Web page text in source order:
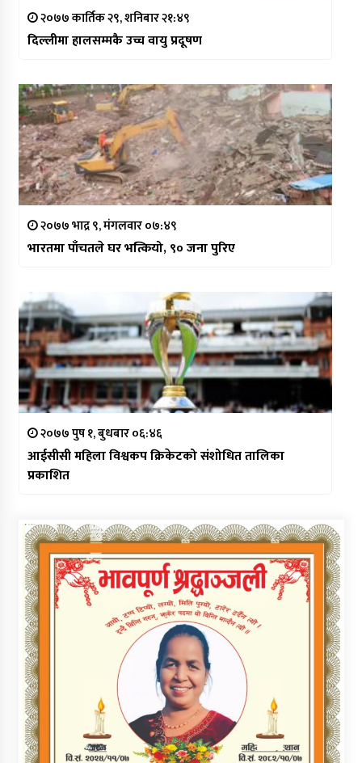
२०७७ कार्तिक २९, शनिबार २१:४९
दिल्लीमा हालसम्मकै उच्च वायु प्रदूषण
२०७७ भाद्र ९, मंगलवार ०७:४९
भारतमा पाँचतले घर भत्कियो, ९० जना पुरिए
२०७७ पुष १, बुधबार ०६:४६
आईसीसी महिला विश्वकप क्रिकेटको संशोधित तालिका
प्रकाशित